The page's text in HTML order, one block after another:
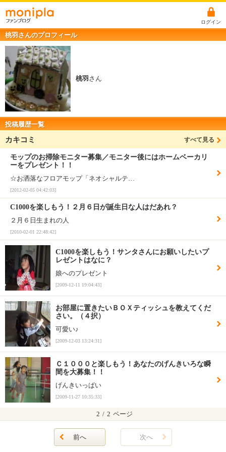
ログイン
桃羽さんのプロフィール
桃羽 さん
投稿履歴一覧
カキコミ すべて見る
モップのお掃除モニター募集／モニター後にはホームベーカリ
ーをプレゼント！！
☆お洒落なフロアモップ「ネオシャルテ…
[2012-02-05 04:42:03]
C1000を楽しもう！２月６日が誕生日な人はだあれ？
２月６日生まれの人
[2010-02-01 22:48:42]
C1000を楽しもう！サンタさんにお願いしたいプ
レゼントはなに？
娘へのプレゼント
[2009-12-11 19:04:43]
お部屋に置きたいＢＯＸティッシュを教えてくだ
さい。（４択）
可愛い♪
[2009-12-03 13:24:31]
Ｃ１０００と楽しもう！あなたのげんきいろな瞬
間を大募集！！
げんきいっぱい
[2009-11-27 10:35:33]
2 / 2 ページ
前へ 次へ